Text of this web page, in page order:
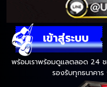
พร้อมเราพร้อมดูแลตลอด 24
รองรับทุกธนาคา